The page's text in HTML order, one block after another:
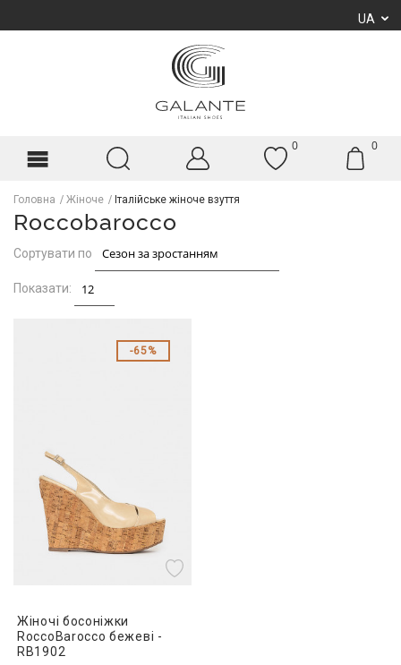
UA
0 0
Головна Жіноче Італійське жіноче взуття
Roccobarocco
Сортувати по
Показати:
65%
Жіночі босоніжки
RoccoBarocco бежеві -
RB1902